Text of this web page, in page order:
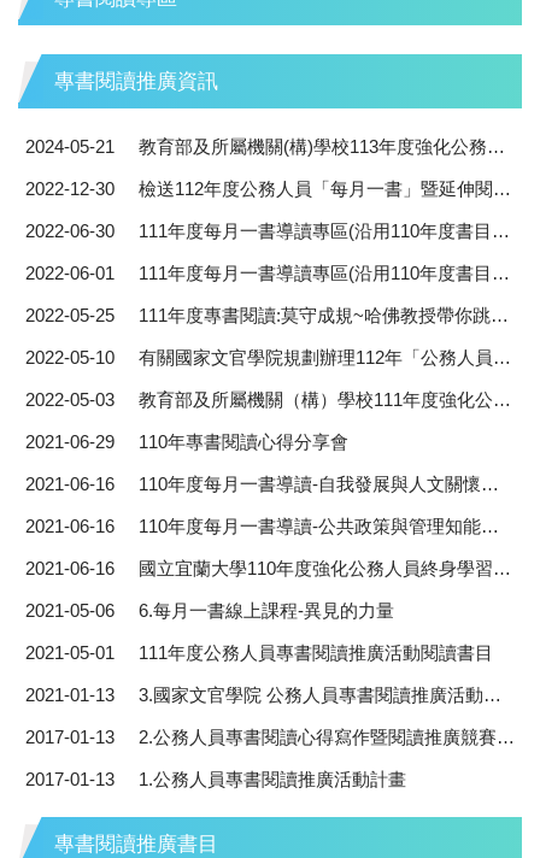
專書閱讀推廣資訊
2024-05-21 教育部及所屬機關(構)學校113年度強化公務人員終身學習及專書閱讀推動計畫
2022-12-30 檢送112年度公務人員「每月一書」暨延伸閱讀專書優惠購書方案，請同仁踴躍運用。
2022-06-30 111年度每月一書導讀專區(沿用110年度書目)-公共政策與管理知能領域書籍
2022-06-01 111年度每月一書導讀專區(沿用110年度書目)-自我發展與人文關懷領域書籍
2022-05-25 111年度專書閱讀:莫守成規~哈佛教授帶你跳出人生框架!!
2022-05-10 有關國家文官學院規劃辦理112年「公務人員『每月一書』遴選」1案，請於本(111)年6月10日前踴躍推薦。
2022-05-03 教育部及所屬機關（構）學校111年度強化公務人員終身學習及專書閱讀推動計畫。
2021-06-29 110年專書閱讀心得分享會
2021-06-16 110年度每月一書導讀-自我發展與人文關懷領域。
2021-06-16 110年度每月一書導讀-公共政策與管理知能領域書籍
2021-06-16 國立宜蘭大學110年度強化公務人員終身學習及專書閱讀推動計畫
2021-05-06 6.每月一書線上課程-異見的力量
2021-05-01 111年度公務人員專書閱讀推廣活動閱讀書目
2021-01-13 3.國家文官學院 公務人員專書閱讀推廣活動計畫
2017-01-13 2.公務人員專書閱讀心得寫作暨閱讀推廣競賽活動作業規定
2017-01-13 1.公務人員專書閱讀推廣活動計畫
專書閱讀推廣書目